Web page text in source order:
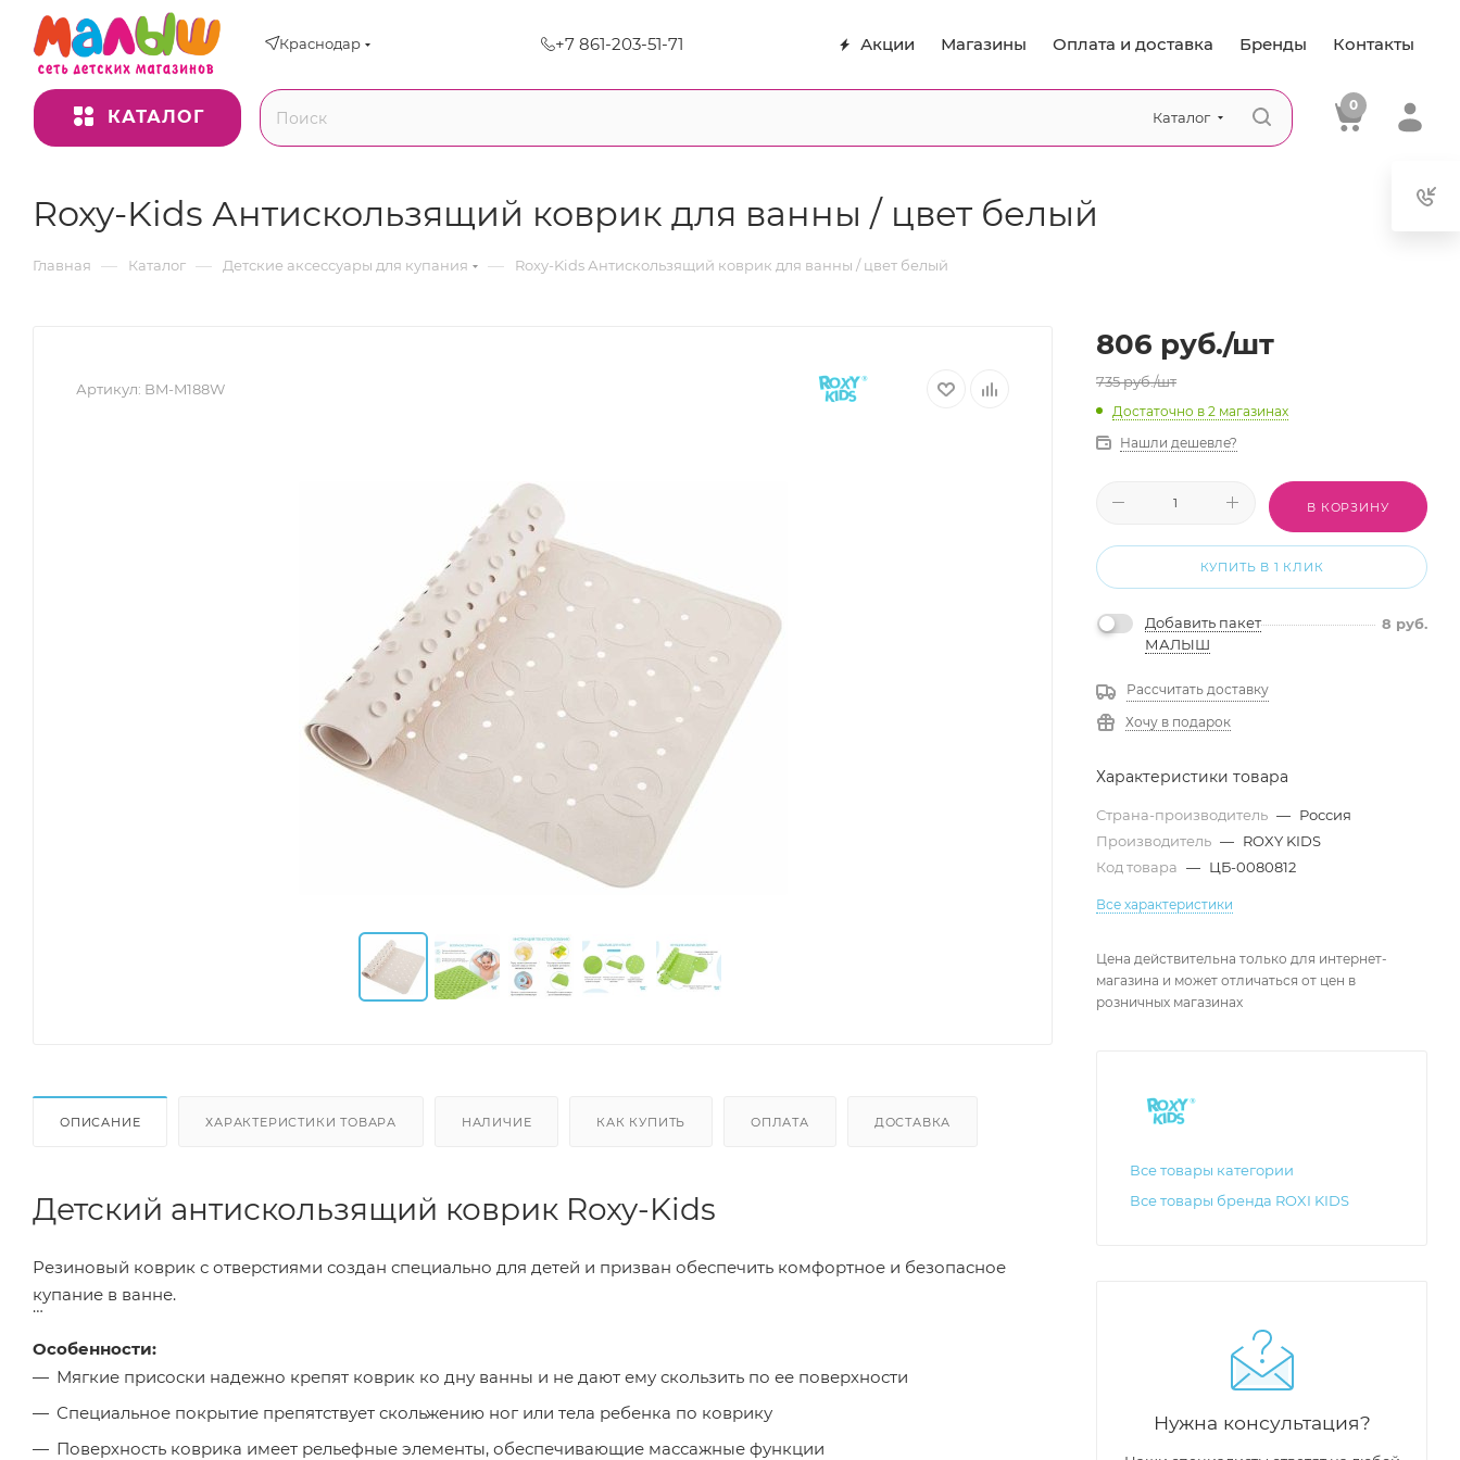
Краснодар +7 861-203-51-71 Акции Магазины Оплата и доставка Бренды Контакты
КАТАЛОГ Каталог
0
Roxy-Kids Антискользящий коврик для ванны / цвет белый
Главная — Каталог — Детские аксессуары для купания — Roxy-Kids Антискользящий коврик для ванны / цвет белый
Артикул: BM-M188W
ОПИСАНИЕ ХАРАКТЕРИСТИКИ ТОВАРА НАЛИЧИЕ КАК КУПИТЬ ОПЛАТА ДОСТАВКА
Детский антискользящий коврик Roxy-Kids
Резиновый коврик с отверстиями создан специально для детей и призван обеспечить комфортное и безопасное
купание в ванне.
Особенности:
Мягкие присоски надежно крепят коврик ко дну ванны и не дают ему скользить по ее поверхности
Специальное покрытие препятствует скольжению ног или тела ребенка по коврику
Поверхность коврика имеет рельефные элементы, обеспечивающие массажные функции
806 руб./шт
735руб./шт
Достаточно в 2 магазинах
Нашли дешевле?
В КОРЗИНУ
КУПИТЬ В 1 КЛИК
Добавить пакет
МАЛЫШ
8 руб.
Рассчитать доставку
Хочу в подарок
Характеристики товара
Страна-производитель — Россия
Производитель — ROXY KIDS
Код товара — ЦБ-0080812
Все характеристики
Цена действительна только для интернет-
магазина и может отличаться от цен в
розничных магазинах
Все товары категории
Все товары бренда ROXI KIDS
Нужна консультация?